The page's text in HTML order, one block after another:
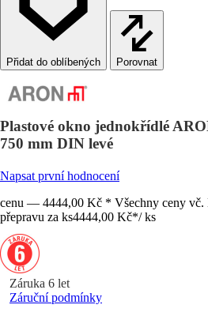
Porovnat
Plastové okno jednokřídlé
750 mm DIN levé
Napsat první hodnocení
cenu — 4444,00 Kč * Všechny ceny vč.
přepravu za ks4444,00 Kč*/ ks
Záruka 6 let
Záruční podmínky